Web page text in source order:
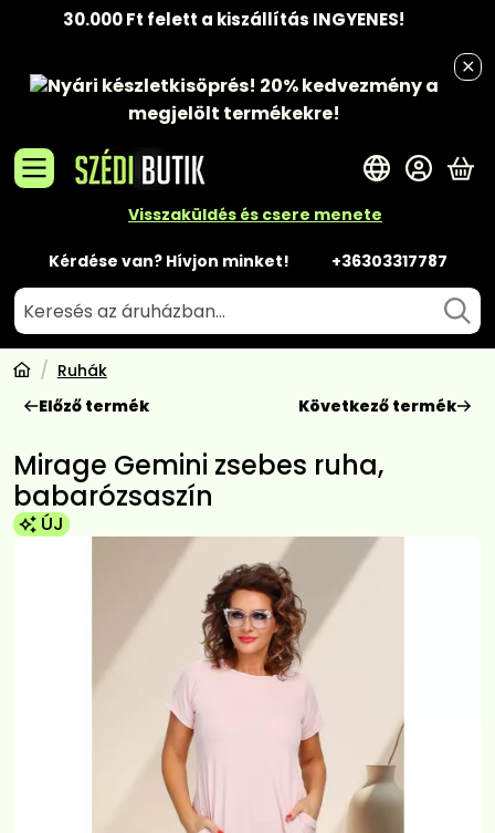
30.000 Ft felett a kiszállítás INGYENES!
Nyári készletkisöprés! 20% kedvezménya
megjelölt termékekre!
Visszaküldés és csere menete
Kérdése van? Hívjon minket! +36303317787
A
Ruhák
Előző termék
Következő termék
Mirage Gemini zsebes ruha,
babarózsaszín
ÚJ